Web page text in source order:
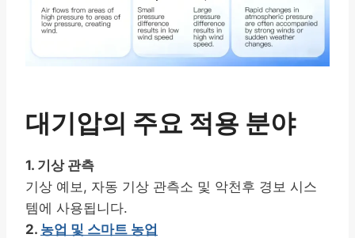
대기압의 주요 적용 분야
1. 기상 관측
기상 예보, 자동 기상 관측소 및 악천후 경보 시스
템에 사용됩니다.
2. 농업 및 스마트 농업